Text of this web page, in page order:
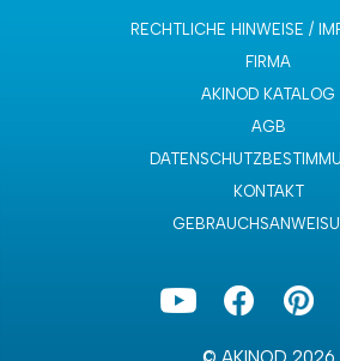
RECHTLICHE HINWEISE /
FIRMA
AKINOD KATALOG
AGB
KONTAKT